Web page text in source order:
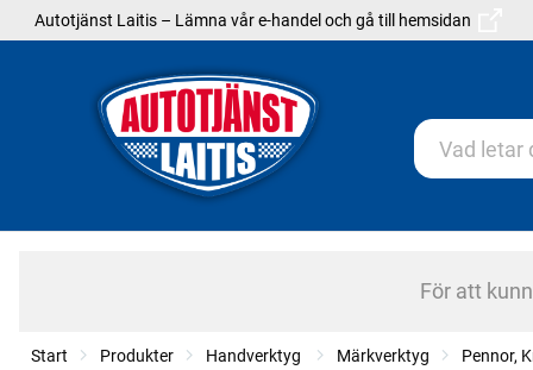
Autotjänst Laitis – Lämna vår e-handel och gå till hemsidan
För att
Start Produkter Handverktyg Märkverktyg Pennor,